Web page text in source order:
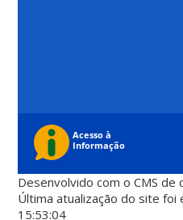
Desenvolvido com o CMS
Última atualização do site foi
15:53:04